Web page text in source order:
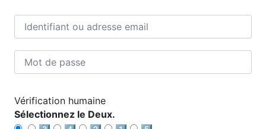
Vérification humaine
Sélectionnez le Deux.